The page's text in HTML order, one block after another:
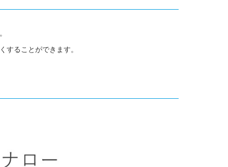
ることができます。